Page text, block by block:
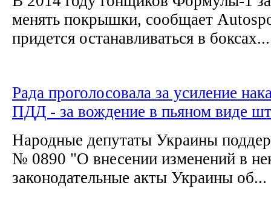
менять покрышки, сообщает
придется останавливаться в боксах...
Рада проголосовала за усиление
ПДД - за вождение в пьяном виде
Народные депутаты Украины
№ 0890 "О внесении изменений в
законодательные акты Украины об...